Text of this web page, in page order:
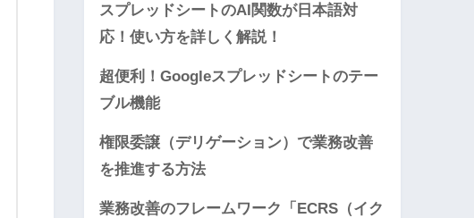
スプレッドシートのAI関数が日本語対
応！使い方を詳しく解説！
超便利！Googleスプレッドシートのテー
ブル機能
権限委譲（デリゲーション）で業務改善
を推進する方法
業務改善のフレームワーク「ECRS（イク